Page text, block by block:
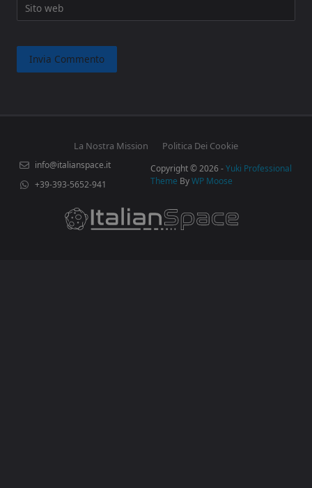
Sito web
La Nostra Mission Politica Dei Cookie
info@italianspace.it
+39-393-5652-941
Copyright © 2026 -Yuki Professional
Theme ByWP Moose